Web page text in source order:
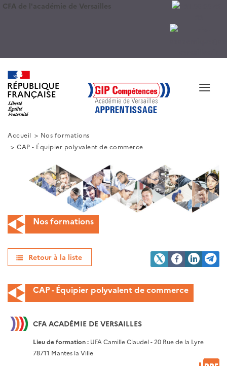
CFA de l'académie de Versailles
≡
Accueil
Nos formations
CAP - Équipier polyvalent de commerce
Nos formations
Retour à la liste
CAP - Équipier polyvalent de commerce
CFA ACADÉMIE DE VERSAILLES
Lieu de formation : UFA Camille Claudel - 20 Rue de la Lyre
78711 Mantes la Ville